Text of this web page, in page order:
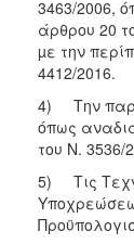
3463/2006,
άρθρου 20
µε την
4412/2016.
4) Την παρ.
όπως
του Ν. 3536/
5) Τις